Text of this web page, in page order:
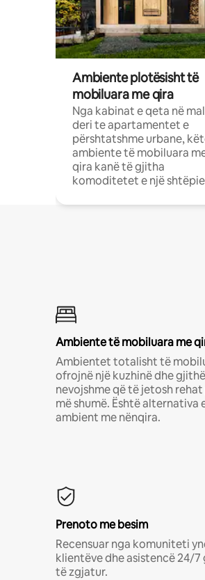
Ambiente plotësisht të
mobiluara me qira
Nga kabinat e qeta në mal
deri te apartamentet e
përshtatshme urbane,
ambiente të mobiluara
qira kanë të gjitha
komoditetet e një
Ambiente të mobiluara me
Ambientet totalisht të
ofrojnë një kuzhinë dhe
nevojshme që të jetosh rehat
më shumë. Është alternativa
ambient me nënqira.
Prenoto me besim
Recensuar nga komuniteti
klientëve dhe asistencë 24/
të zgjatur.